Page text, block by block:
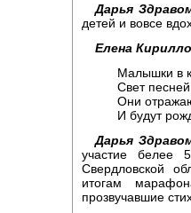
Дарья
детей и вовсе
Елена
Малышки в
Свет
Они
И будут
Дарья
участие белее
Свердловской
итогам
прозвучавшие